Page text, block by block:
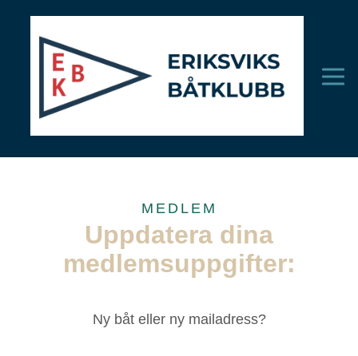
MEDLEM
Uppdatera dina
medlemsuppgifter:
Ny båt eller ny mailadress?